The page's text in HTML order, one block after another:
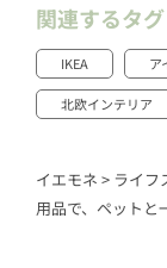
関連するタグ
IKEA ア
北欧インテリア
イエモネ > ライフ
用品で、ペットと